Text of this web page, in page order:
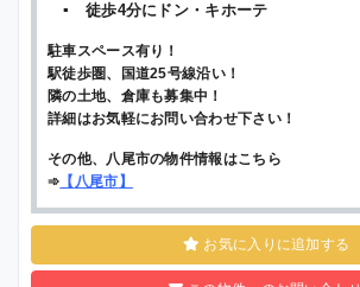
▪ 徒歩4分にドン・キホーテ
駐車スペース有り！
駅徒歩圏、国道25号線沿い！
隣の土地、倉庫も募集中！
詳細はお気軽にお問い合わせ下さい！
その他、八尾市の物件情報はこちら
➾ 【 八尾市 】
お気に入りに追加する